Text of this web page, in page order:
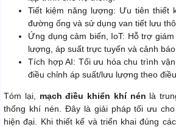
Tiết kiệm năng lượng: Ưu tiên thiết
đường ống và sử dụng van tiết lưu
Ứng dụng cảm biến, IoT: Hỗ trợ
lượng, áp suất trực tuyến và cảnh
Tích hợp AI: Tối ưu hóa chu trình
điều chỉnh áp suất/lưu lượng theo
Tóm lại, mạch điều khiển khí nén là
thống khí nén. Đây là giải pháp tối ưu
hiện đại. Khi thiết kế và triển khai đúng